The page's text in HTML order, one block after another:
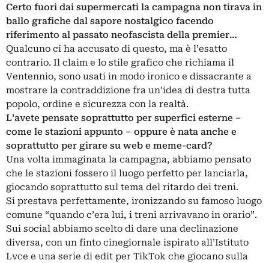
Certo fuori dai supermercati la campagna non tirava in
ballo grafiche dal sapore nostalgico facendo
riferimento al passato neofascista della premier…
Qualcuno ci ha accusato di questo, ma è l’esatto
contrario. Il claim e lo stile grafico che richiama il
Ventennio, sono usati in modo ironico e dissacrante a
mostrare la contraddizione fra un’idea di destra tutta
popolo, ordine e sicurezza con la realtà.
L’avete pensate soprattutto per superfici esterne –
come le stazioni appunto – oppure è nata anche e
soprattutto per girare su web e meme-card?
Una volta immaginata la campagna, abbiamo pensato
che le stazioni fossero il luogo perfetto per lanciarla,
giocando soprattutto sul tema del ritardo dei treni.
Si prestava perfettamente, ironizzando su famoso luogo
comune “quando c’era lui, i treni arrivavano in orario”.
Sui social abbiamo scelto di dare una declinazione
diversa, con un finto cinegiornale ispirato all’Istituto
Lvce e una serie di edit per TikTok che giocano sulla